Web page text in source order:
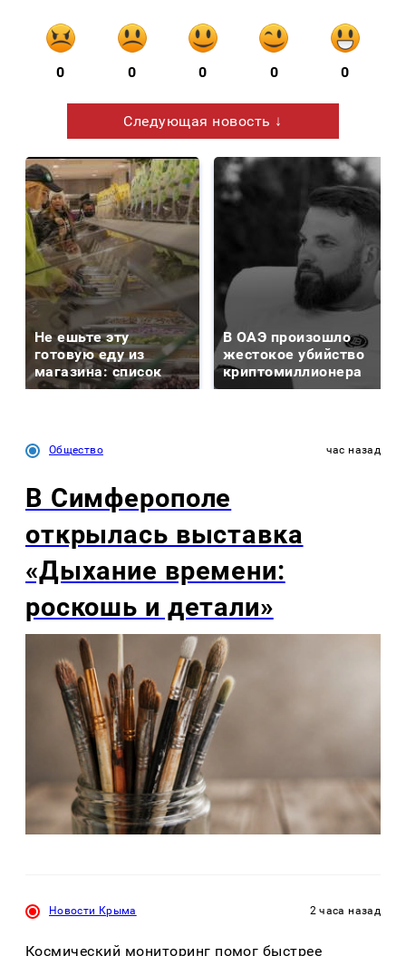
0 0 0 0 0
Следующая новость ↓
Не ешьте эту
готовую еду из
магазина: список
В ОАЭ произошло
жестокое убийство
криптомиллионера
Общество час назад
В Симферополе
открылась выставка
«Дыхание времени:
роскошь и детали»
Новости Крыма 2 часа назад
Космический мониторинг помог быстрее